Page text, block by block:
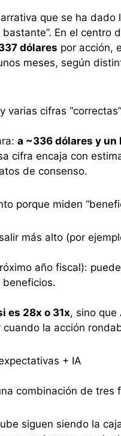
que se ha dado
En el
dólares por acción,
meses, según
varias cifras
a ~336 dólares y un
cifra encaja con
de consenso.
porque miden
más alto (por
año fiscal):
beneficios.
es 28x o 31x, sino que
la acción
+ IA
combinación de tres
siguen siendo la